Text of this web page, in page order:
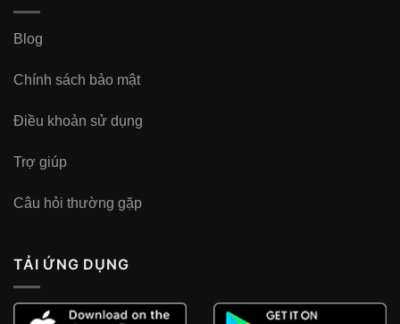
Blog
Chính sách bảo mật
Điều khoản sử dụng
Trợ giúp
Câu hỏi thường gặp
TẢI ỨNG DỤNG